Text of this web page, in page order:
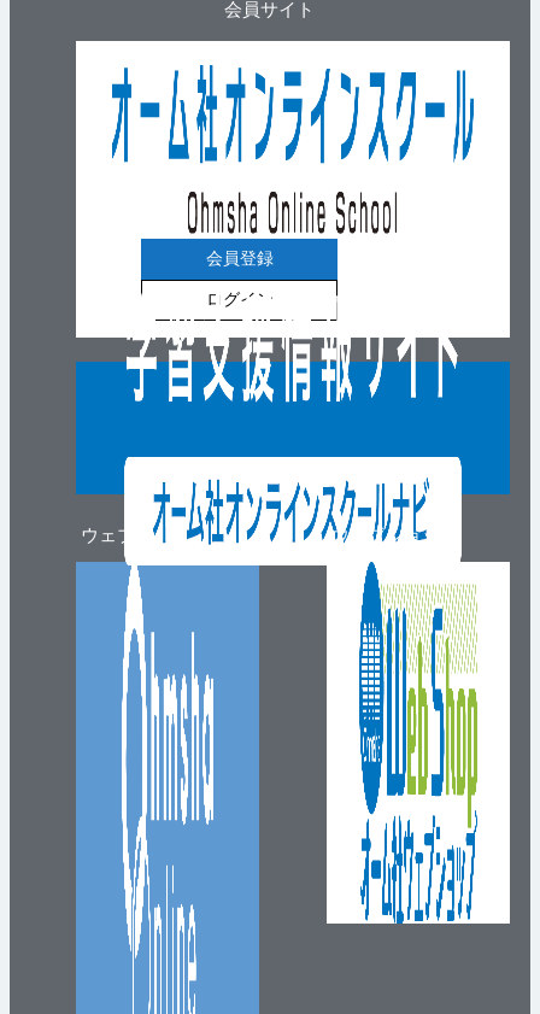
ウェブマガジン
会員サイト
会員登録
ログイン
ウェブショップ